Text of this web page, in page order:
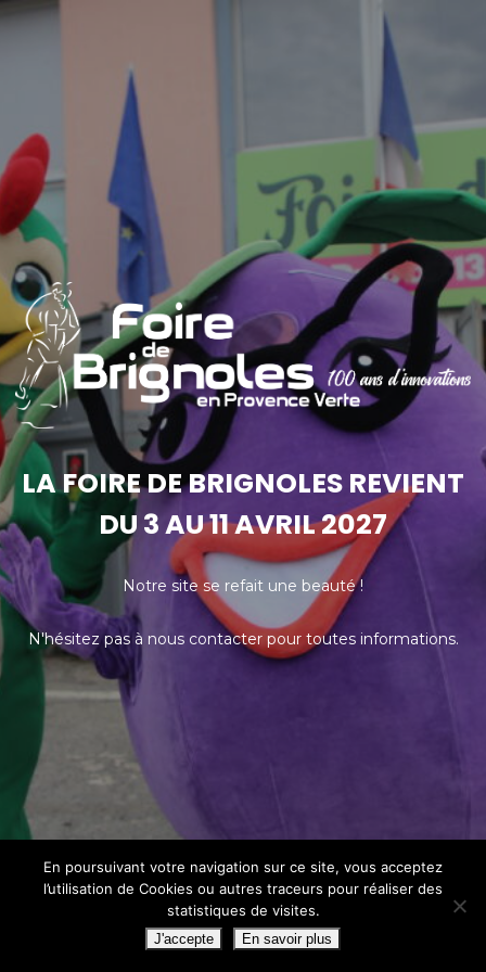
LA FOIRE DE BRIGNOLES REVIENT
DU 3 AU 11 AVRIL 2027
Notre site se refait une beauté !
N'hésitez pas à nous contacter pour toutes informations.
En poursuivant votre navigation sur ce site, vous acceptez
l’utilisation de Cookies ou autres traceurs pour réaliser des
statistiques de visites.
J'accepte En savoir plus